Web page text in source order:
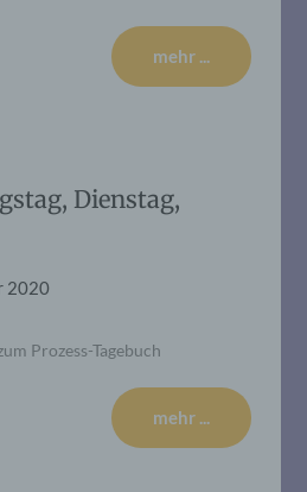
mehr ...
Dienstag,
2020
Prozess-Tagebuch
mehr ...